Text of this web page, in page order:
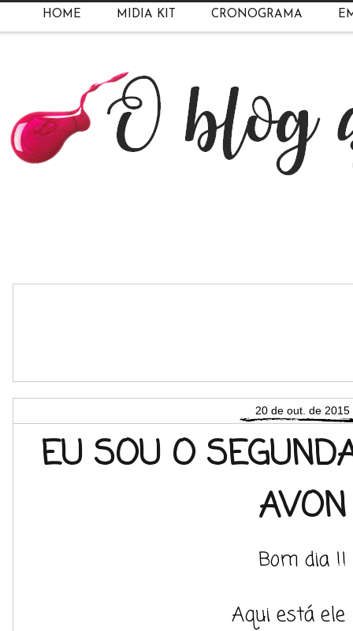
HOME MIDIA KIT CRONOGRAMA
20 de out. de 2015
EU SOU O
AVON
Bom dia !!
Aqui está ele